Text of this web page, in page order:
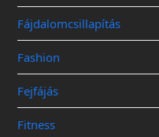
Fájdalomcsillapítás
Fashion
Fejfájás
Fitness